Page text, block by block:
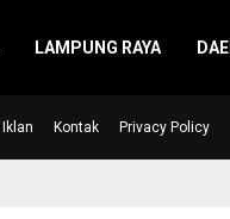
LAMPUNG RAYA
Iklan Kontak Privacy Policy